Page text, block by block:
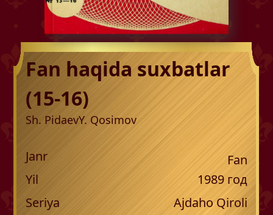
Fan haqida suxbatlar
(15-16)
Sh. PidaevY. Qosimov
Janr
Fan
Yil
1989год
Seriya
Ajdaho Qiroli